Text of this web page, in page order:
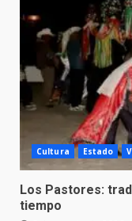
Cultura Estado
Los Pastores:
tiempo